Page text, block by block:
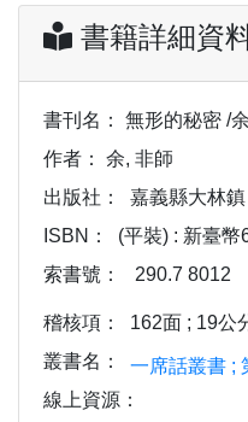
書籍詳細資
書刊名：
無形的秘密 /
作者：
余, 非師
出版社：
嘉義縣大林
ISBN：
(平裝) : 新臺幣
索書號：
290.7 8012
稽核項：
162面 ; 19公
叢書名：
一席話叢書 ;
線上資源：